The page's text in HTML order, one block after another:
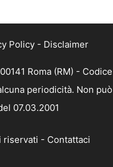
Policy - Disclaimer
Roma (RM) -
periodicità. Non
07.03.2001
riservati - Contattaci